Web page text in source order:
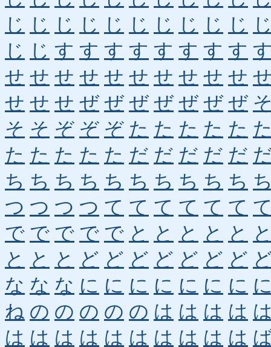
じ じ じ じ じ じ じ じ じ じ
じ じ す す す す す す す す
せ せ せ せ せ せ せ せ せ せ
せ せ せ ぜ ぜ ぜ ぜ ぜ ぜ ぜ
そ そ ぞ ぞ ぞ た た た た た
た た た た た だ だ だ だ だ
ち ち ち ち ち ち ち ち ち ち
つ つ つ つ て て て て て て
で で で で で と と と と と
と と と ど ど ど ど ど ど ど
な な な に に に に に に に
ね の の の の の は は は は
は は は は は は は は は は